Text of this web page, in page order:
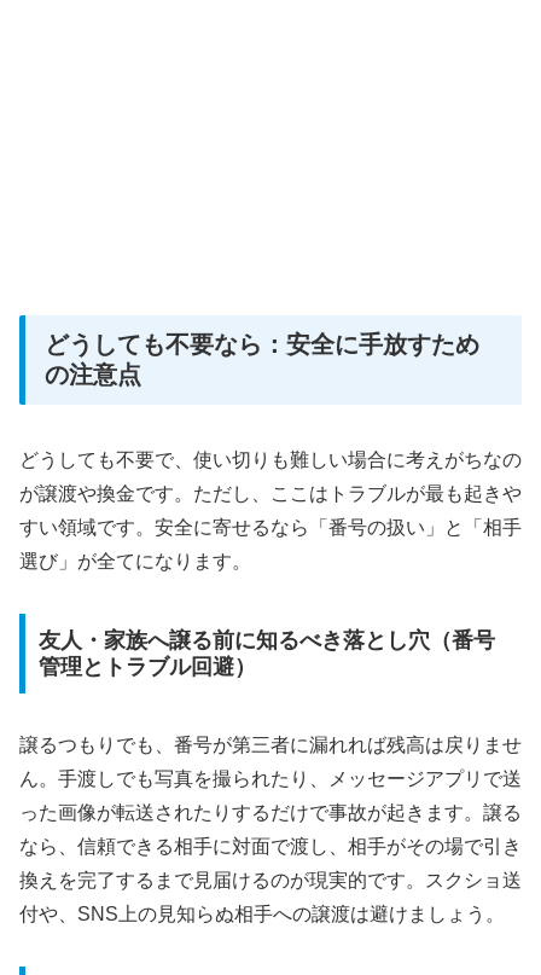
どうしても不要なら：安全に手放すため
の注意点
どうしても不要で、使い切りも難しい場合に考えがちなの
が譲渡や換金です。ただし、ここはトラブルが最も起きや
すい領域です。安全に寄せるなら「番号の扱い」と「相手
選び」が全てになります。
友人・家族へ譲る前に知るべき落とし穴（番号
管理とトラブル回避）
譲るつもりでも、番号が第三者に漏れれば残高は戻りませ
ん。手渡しでも写真を撮られたり、メッセージアプリで送
った画像が転送されたりするだけで事故が起きます。譲る
なら、信頼できる相手に対面で渡し、相手がその場で引き
換えを完了するまで見届けるのが現実的です。スクショ送
付や、SNS上の見知らぬ相手への譲渡は避けましょう。